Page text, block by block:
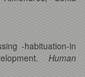
-habituation-in
Human